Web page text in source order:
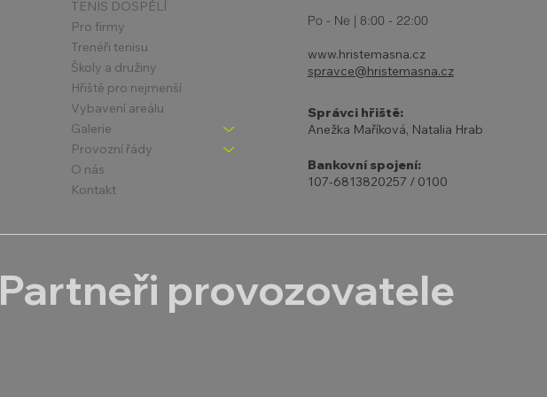
TENIS DOSPĚLÍ
Pro firmy
Trenéři tenisu
Školy a družiny
Hřiště pro nejmenší
Vybavení areálu
Galerie
Provozní řády
O nás
Kontakt
Po - Ne | 8:00 - 22:00
www.hristemasna.cz
spravce@hristemasna.cz
Správci hřiště:
Anežka Maříková, Natalia Hrab
Bankovní spojení:
107-6813820257 / 0100
Partneři provozovatele